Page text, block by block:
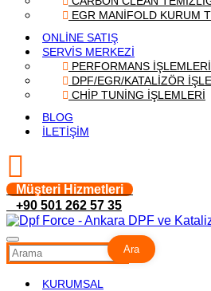
EGR MANİFOLD KURUM
ONLİNE SATIŞ
SERVİS MERKEZİ
PERFORMANS İŞLEMLERİ
DPF/EGR/KATALİZÖR
CHİP TUNİNG İŞLEMLERİ
BLOG
İLETİŞİM
Müşteri Hizmetleri
+90 501 262 57 35
Ara
KURUMSAL